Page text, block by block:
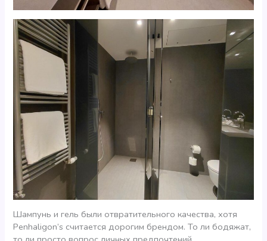
Шампунь и гель были отвратительного качества, хотя
Penhaligon’s считается дорогим брендом. То ли бодяжат,